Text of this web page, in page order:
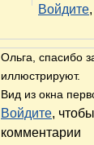
Войдите
Ольга, спасибо
иллюстрируют.
Вид из окна
Войдите,
комментарии